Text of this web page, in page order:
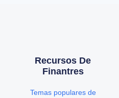
Recursos De
Finantres
Temas populares de